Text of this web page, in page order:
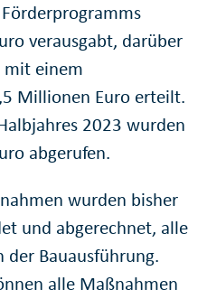
verausgabt, darüber
mit einem
Millionen Euro erteilt.
2023 wurden
abgerufen.
wurden bisher
und abgerechnet, alle
der Bauausführung.
alle Maßnahmen